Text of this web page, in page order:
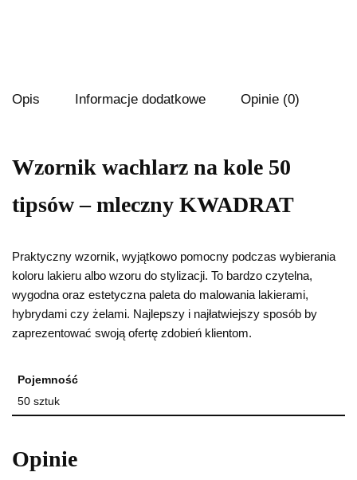
Opis Informacje dodatkowe Opinie (0)
Wzornik wachlarz na kole 50
tipsów – mleczny KWADRAT
Praktyczny wzornik, wyjątkowo pomocny podczas wybierania
koloru lakieru albo wzoru do stylizacji. To bardzo czytelna,
wygodna oraz estetyczna paleta do malowania lakierami,
hybrydami czy żelami. Najlepszy i najłatwiejszy sposób by
zaprezentować swoją ofertę zdobień klientom.
Pojemność
50 sztuk
Opinie